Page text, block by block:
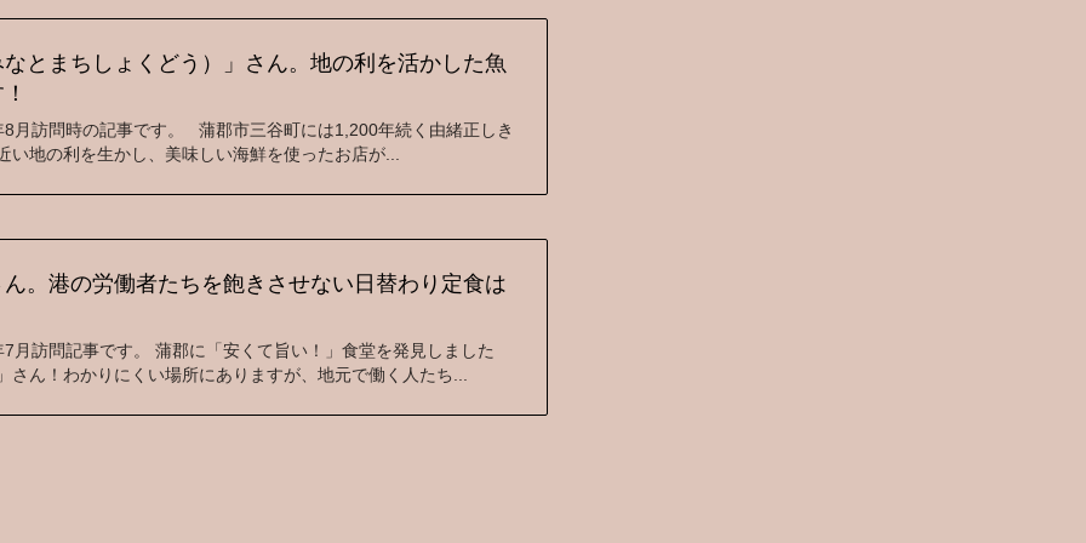
とまちしょくどう）」さん。地の利を活かした魚
月訪問時の記事です。 蒲郡市三谷町には1,200年続く由緒正しき
い地の利を生かし、美味しい海鮮を使ったお店が...
。港の労働者たちを飽きさせない日替わり定食は
月訪問記事です。 蒲郡に「安くて旨い！」食堂を発見しました
さん！わかりにくい場所にありますが、地元で働く人たち...